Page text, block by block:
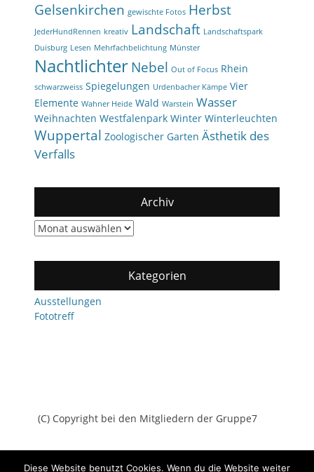
Gelsenkirchen gewischte Fotos Herbst
JederHundRennen kreativ Landschaft Landschaftspark
Duisburg Lesen Mehrfachbelichtung Münster
NachtlichterNebel Out of Focus Rhein
schwarzweiss Spiegelungen Urdenbacher Kämpe Vier
Elemente Wahner Heide Wald Warstein Wasser
Weihnachten Westfalenpark Winter Winterleuchten
Wuppertal Zoologischer Garten Ästhetik des
Verfalls
Archiv
Archiv
Kategorien
Ausstellungen
Fototreff
(C) Copyright bei den Mitgliedern der Gruppe7
Diese Website benutzt Cookies. Wenn du die Website weiter